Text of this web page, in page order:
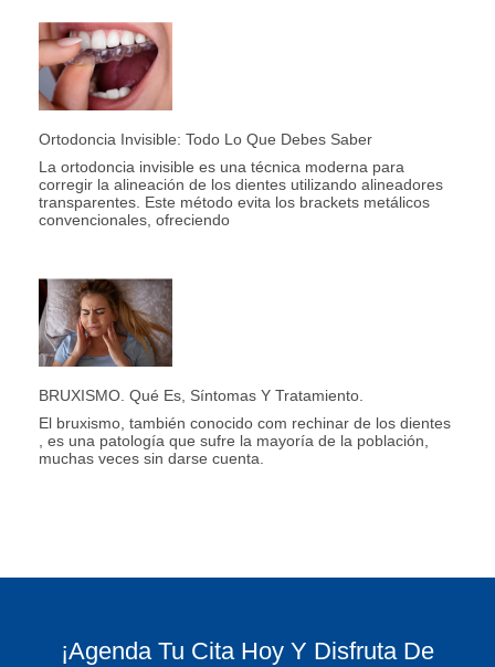
Ortodoncia Invisible: Todo Lo Que Debes Saber
La ortodoncia invisible es una técnica moderna para
corregir la alineación de los dientes utilizando alineadores
transparentes. Este método evita los brackets metálicos
convencionales, ofreciendo
BRUXISMO. Qué Es, Síntomas Y Tratamiento.
El bruxismo, también conocido com rechinar de los dientes
, es una patología que sufre la mayoría de la población,
muchas veces sin darse cuenta.
¡Agenda Tu Cita Hoy Y Disfruta De